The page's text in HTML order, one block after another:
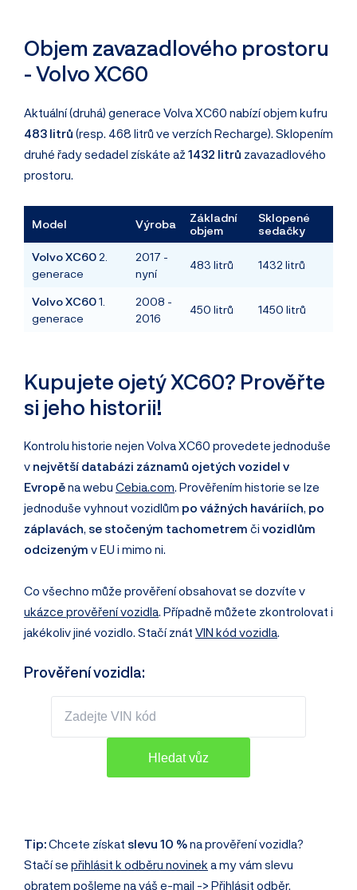
Objem zavazadlového prostoru
- Volvo XC60
Aktuální (druhá) generace Volva XC60 nabízí objem kufru
483 litrů (resp. 468 litrů ve verzích Recharge). Sklopením
druhé řady sedadel získáte až 1432 litrů zavazadlového
prostoru.
Model Výroba
Základní
objem
Sklopené
sedačky
Volvo XC60 2.
generace
2017 -
nyní
483 litrů 1432 litrů
Volvo XC601.
generace
2008 -
2016
450 litrů 1450 litrů
Kupujete ojetý XC60? Prověřte
si jeho historii!
Kontrolu historie nejen Volva XC60 provedete jednoduše
v největší databázi záznamů ojetých vozidel v
Evropěna webu Cebia.com. Prověřením historie se lze
jednoduše vyhnout vozidlům po vážných haváriích, po
záplavách, se stočeným tachometrem či vozidlům
odcizeným v EU i mimo ni.
Co všechno může prověření obsahovat se dozvíte v
ukázce prověření vozidla. Případně můžete zkontrolovat i
jakékoliv jiné vozidlo. Stačí znát VIN kód vozidla.
Prověření vozidla:
Tip:Chcete získat slevu 10 %na prověření vozidla?
Stačí se přihlásit k odběru novinek a my vám slevu
obratem pošleme na váš e-mail -> Přihlásit odběr.